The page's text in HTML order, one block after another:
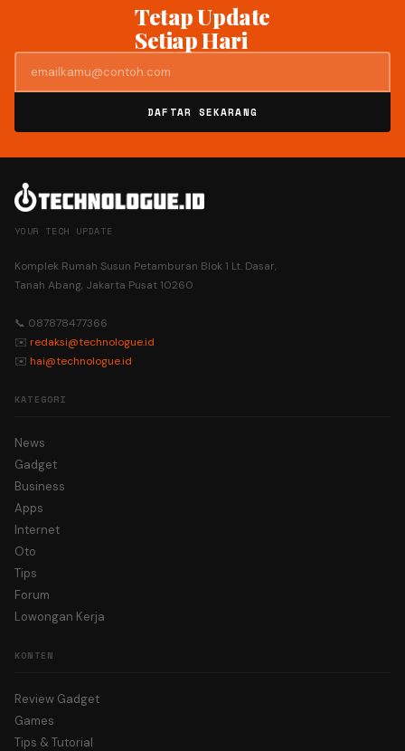
Tetap Update
Setiap Hari
DAFTAR SEKARANG
YOUR TECH UPDATE
Komplek Rumah Susun Petamburan Blok 1 Lt. Dasar,
Tanah Abang, Jakarta Pusat 10260
📞 087878477366
✉️ redaksi@technologue.id
✉️ hai@technologue.id
KATEGORI
News
Gadget
Business
Apps
Internet
Oto
Tips
Forum
Lowongan Kerja
KONTEN
Review Gadget
Games
Tips & Tutorial